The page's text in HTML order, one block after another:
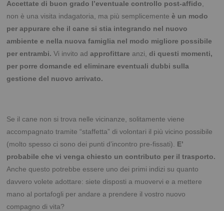
Accettate di buon grado l’eventuale controllo post-affido
non è una visita indagatoria, ma più semplicementeè un modo
per appurare che il cane si stia integrando nel nuovo
ambiente e nella nuova famiglia nel modo migliore possibile
per entrambi. Vi invito adapprofittare anzi,di questi momenti,
per porre domande ed eliminare eventuali dubbi sulla
gestione del nuovo arrivato.
Se il cane non si trova nelle vicinanze, solitamente viene
accompagnato tramite “staffetta” di volontari il più vicino possibile
(molto spesso ci sono dei punti d’incontro pre-fissati). E’
probabile che vi venga chiesto un contributo per il trasporto.
Anche questo potrebbe essere uno dei primi indizi su quanto
davvero volete adottare: siete disposti a muovervi e a mettere
mano al portafogli per andare a prendere il vostro nuovo
compagno di vita?